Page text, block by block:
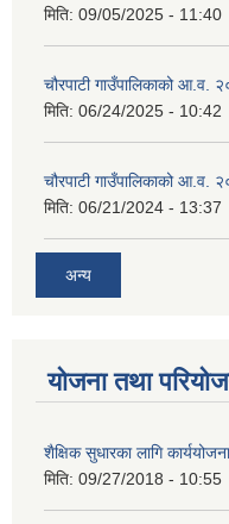
मिति: 09/05/2025 - 11:40
चौरपाटी गाउँपालिकाको आ.व.
मिति: 06/24/2025 - 10:42
चौरपाटी गाउँपालिकाको आ.व.
मिति: 06/21/2024 - 13:37
अन्य
योजना तथा
शैक्षिक सुधारका लागि
मिति: 09/27/2018 - 10:55